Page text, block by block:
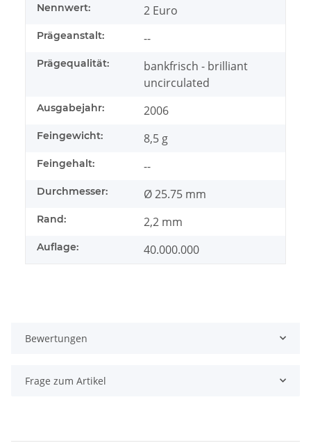
Nennwert: 2 Euro
Prägeanstalt: --
Prägequalität:
bankfrisch - brilliant
uncirculated
Ausgabejahr: 2006
Feingewicht: 8,5 g
Feingehalt: --
Durchmesser: Ø 25.75 mm
Rand: 2,2 mm
Auflage: 40.000.000
Bewertungen
Frage zum Artikel